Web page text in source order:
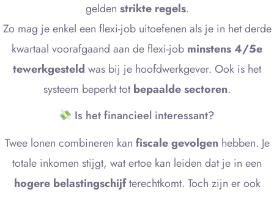
gelden strikte regels.
Zo mag je enkel een flexi-job uitoefenen als je in het derde
kwartaal voorafgaand aan de flexi-job minstens 4/5e
tewerkgesteld was bij je hoofdwerkgever. Ook is het
systeem beperkt totbepaalde sectoren.
Is het financieel interessant?
Twee lonen combineren kan fiscale gevolgenhebben. Je
totale inkomen stijgt, wat ertoe kan leiden dat je in een
hogere belastingschijfterechtkomt. Toch zijn er ook